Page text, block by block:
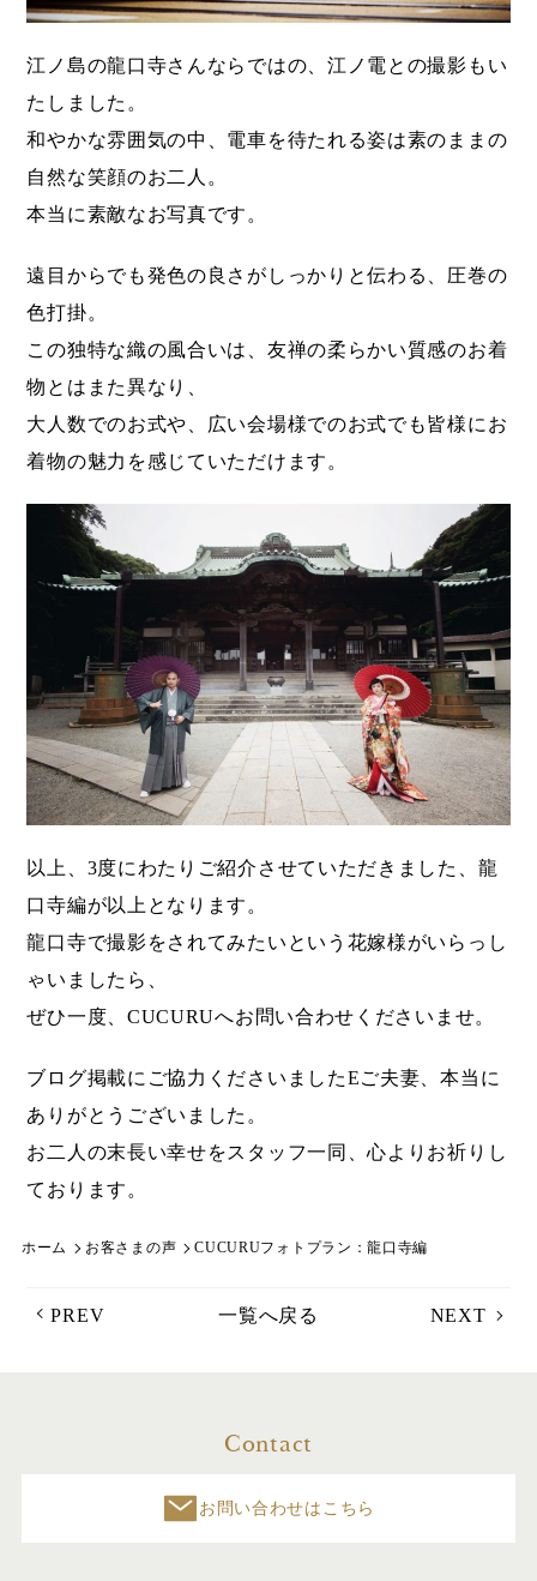
江ノ島の龍口寺さんならではの、江ノ電との撮影もい
たしました。
和やかな雰囲気の中、電車を待たれる姿は素のままの
自然な笑顔のお二人。
本当に素敵なお写真です。
遠目からでも発色の良さがしっかりと伝わる、圧巻の
色打掛。
この独特な織の風合いは、友禅の柔らかい質感のお着
物とはまた異なり、
大人数でのお式や、広い会場様でのお式でも皆様にお
着物の魅力を感じていただけます。
以上、3度にわたりご紹介させていただきました、龍
口寺編が以上となります。
龍口寺で撮影をされてみたいという花嫁様がいらっし
ゃいましたら、
ぜひ一度、CUCURUへお問い合わせくださいませ。
ブログ掲載にご協力くださいましたEご夫妻、本当に
ありがとうございました。
お二人の末長い幸せをスタッフ一同、心よりお祈りし
ております。
ホーム お客さまの声 CUCURUフォトプラン：龍口寺編
PREV 一覧へ戻る NEXT
Contact
お問い合わせはこちら